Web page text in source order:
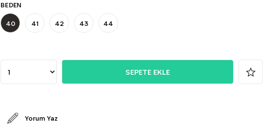
BEDEN
40 41 42 43 44
Yorum Yaz